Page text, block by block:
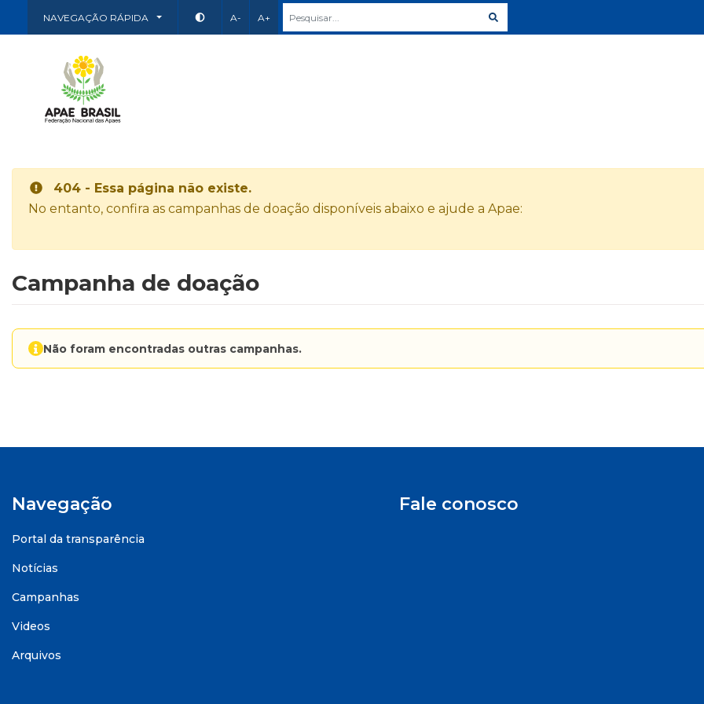
NAVEGAÇÃO RÁPIDA A- A+
404 - Essa página não existe.
No entanto, confira as campanhas de doação disponíveis abaixo e ajude a Apae:
Campanha de doação
Não foram encontradas outras campanhas.
Navegação
Portal da transparência
Notícias
Campanhas
Videos
Arquivos
Fale conosco